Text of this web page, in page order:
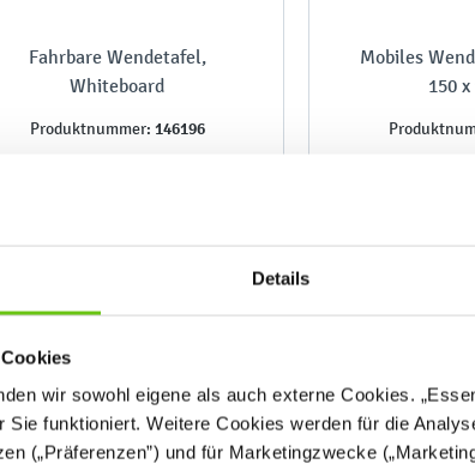
Details
wir sowohl eigene als auch externe Cookies.
Sie funktioniert. Weitere Cookies werden für die
(„Präferenzen”) und für Marketingzwecke
Fahrbare Wendetafel,
Whiteboard
Produktnummer: 146196
Mobiles
150